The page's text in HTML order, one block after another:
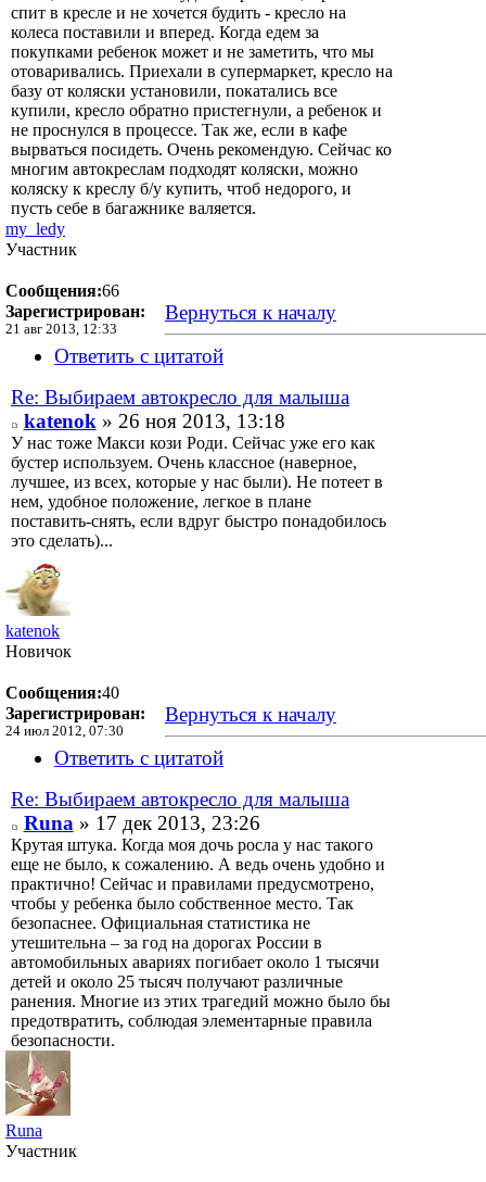
спит в кресле и не хочется будить - кресло на
колеса поставили и вперед. Когда едем за
покупками ребенок может и не заметить, что мы
отоваривались. Приехали в супермаркет, кресло на
базу от коляски установили, покатались все
купили, кресло обратно пристегнули, а ребенок и
не проснулся в процессе. Так же, если в кафе
вырваться посидеть. Очень рекомендую. Сейчас ко
многим автокреслам подходят коляски, можно
коляску к креслу б/у купить, чтоб недорого, и
пусть себе в багажнике валяется.
my_ledy
Участник
Сообщения:66
Зарегистрирован:
21 авг 2013, 12:33
Вернуться к началу
Ответить с цитатой
Re: Выбираем автокресло для малыша
katenok» 26 ноя 2013, 13:18
У нас тоже Макси кози Роди. Сейчас уже его как
бустер используем. Очень классное (наверное,
лучшее, из всех, которые у нас были). Не потеет в
нем, удобное положение, легкое в плане
поставить-снять, если вдруг быстро понадобилось
это сделать)...
katenok
Новичок
Сообщения:40
Зарегистрирован:
24 июл 2012, 07:30
Вернуться к началу
Ответить с цитатой
Re: Выбираем автокресло для малыша
Runa» 17 дек 2013, 23:26
Крутая штука. Когда моя дочь росла у нас такого
еще не было, к сожалению. А ведь очень удобно и
практично! Сейчас и правилами предусмотрено,
чтобы у ребенка было собственное место. Так
безопаснее. Официальная статистика не
утешительна – за год на дорогах России в
автомобильных авариях погибает около 1 тысячи
детей и около 25 тысяч получают различные
ранения. Многие из этих трагедий можно было бы
предотвратить, соблюдая элементарные правила
безопасности.
Runa
Участник